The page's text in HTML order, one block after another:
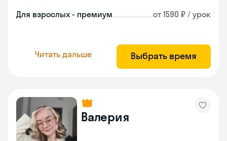
Для взрослых - премиум от 1590 ₽ / урок
Читать дальше Выбрать время
Валерия